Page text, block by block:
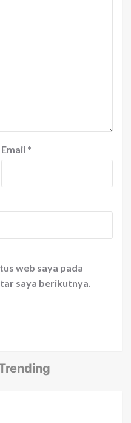
Email *
web saya pada
saya berikutnya.